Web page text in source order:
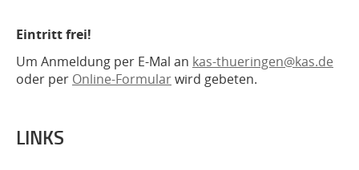
Eintritt frei!
Um Anmeldung per E-Mal an kas-thueringen@kas.de
oder per Online-Formularwird gebeten.
LINKS